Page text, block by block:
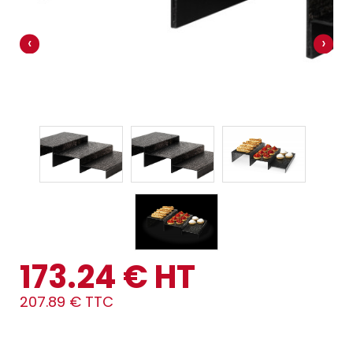
‹ ›
173.24 € HT
207.89 € TTC